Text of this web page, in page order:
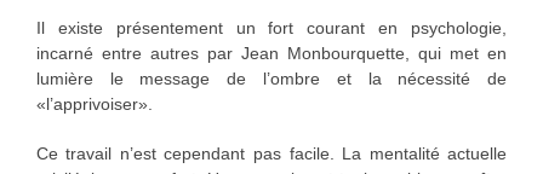
Il existe présentement un fort courant en psychologie,
incarné entre autres par Jean Monbourquette, qui met en
lumière le message de l’ombre et la nécessité de
«l’apprivoiser».
Ce travail n’est cependant pas facile. La mentalité actuelle